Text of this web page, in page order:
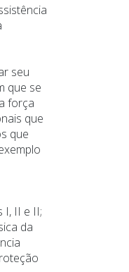
seu
que se
força
que
que
I, II e II;
da